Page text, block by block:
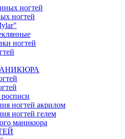
ногтей
ногтей
ногтей
ногтей акрилом
ногтей гелем
маникюра